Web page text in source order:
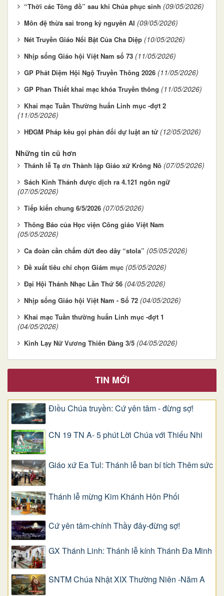
“Thời các Tông đồ” sau khi Chúa phục sinh (09/05/2026)
Môn đệ thừa sai trong kỷ nguyên AI (09/05/2026)
Nét Truyền Giáo Nổi Bật Của Cha Diệp (10/05/2026)
Nhịp sống Giáo hội Việt Nam số 73 (11/05/2026)
GP Phát Diệm Hội Ngộ Truyền Thông 2026 (11/05/2026)
GP Phan Thiết khai mạc khóa Truyền thông (11/05/2026)
Khai mạc Tuần Thường huấn Linh mục -đợt 2
(11/05/2026)
HĐGM Pháp kêu gọi phản đối dự luật an tử (12/05/2026)
Những tin cũ hơn
Thánh lễ Tạ ơn Thành lập Giáo xứ Krông Nô (07/05/2026)
Sách Kinh Thánh được dịch ra 4.121 ngôn ngữ
(07/05/2026)
Tiếp kiến chung 6/5/2026 (07/05/2026)
Thông Báo của Học viện Công giáo Việt Nam
(05/05/2026)
Ca đoàn cần chấm dứt đeo dây “stola” (05/05/2026)
Đề xuất tiêu chí chọn Giám mục (05/05/2026)
Đại Hội Thánh Nhạc Lần Thứ 56 (04/05/2026)
Nhịp sống Giáo hội Việt Nam - Số 72 (04/05/2026)
Khai mạc Tuần thường huấn Linh mục -đợt 1
(04/05/2026)
Kinh Lạy Nữ Vương Thiên Đàng 3/5 (04/05/2026)
TIN MỚI
Điều Chúa truyền: Cứ yên tâm - đừng sợ!
CN 19 TN A- 5 phút Lời Chúa với Thiếu Nhi
Giáo xứ Ea Tul: Thánh lễ ban bí tích Thêm sức
Thánh lễ mừng Kim Khánh Hôn Phối
Cứ yên tâm-chính Thầy đây-đừng sợ!
GX Thánh Linh: Thánh lễ kính Thánh Đa Minh
SNTM Chúa Nhật XIX Thường Niên -Năm A